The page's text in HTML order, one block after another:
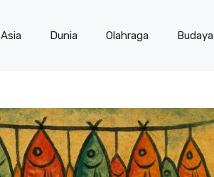
Asia Dunia Olahraga Budaya